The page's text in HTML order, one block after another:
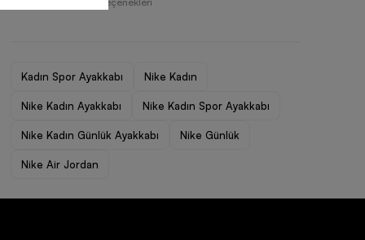
Ayakkabı
Kadın Spor Ayakkabı Nike Kadın
Nike Kadın Ayakkabı Nike Kadın Spor Ayakkabı
Nike Kadın Günlük Ayakkabı Nike Günlük
Nike Air Jordan